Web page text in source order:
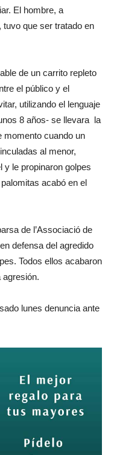
El hombre, a
que ser tratado en
de un carrito repleto
el público y el
utilizando el lenguaje
8 años- se llevara la
momento cuando un
al menor,
y le propinaron golpes
acabó en el
de l’Associació de
defensa del agredido
Todos ellos acabaron
lunes denuncia ante